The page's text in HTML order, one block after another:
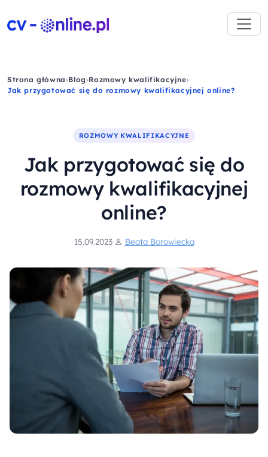
Strona główna›Blog›Rozmowy kwalifikacyjne›
Jak przygotować się do rozmowy kwalifikacyjnej online?
ROZMOWY KWALIFIKACYJNE
Jak przygotować się do
rozmowy kwalifikacyjnej
online?
15.09.2023· Beata Borowiecka